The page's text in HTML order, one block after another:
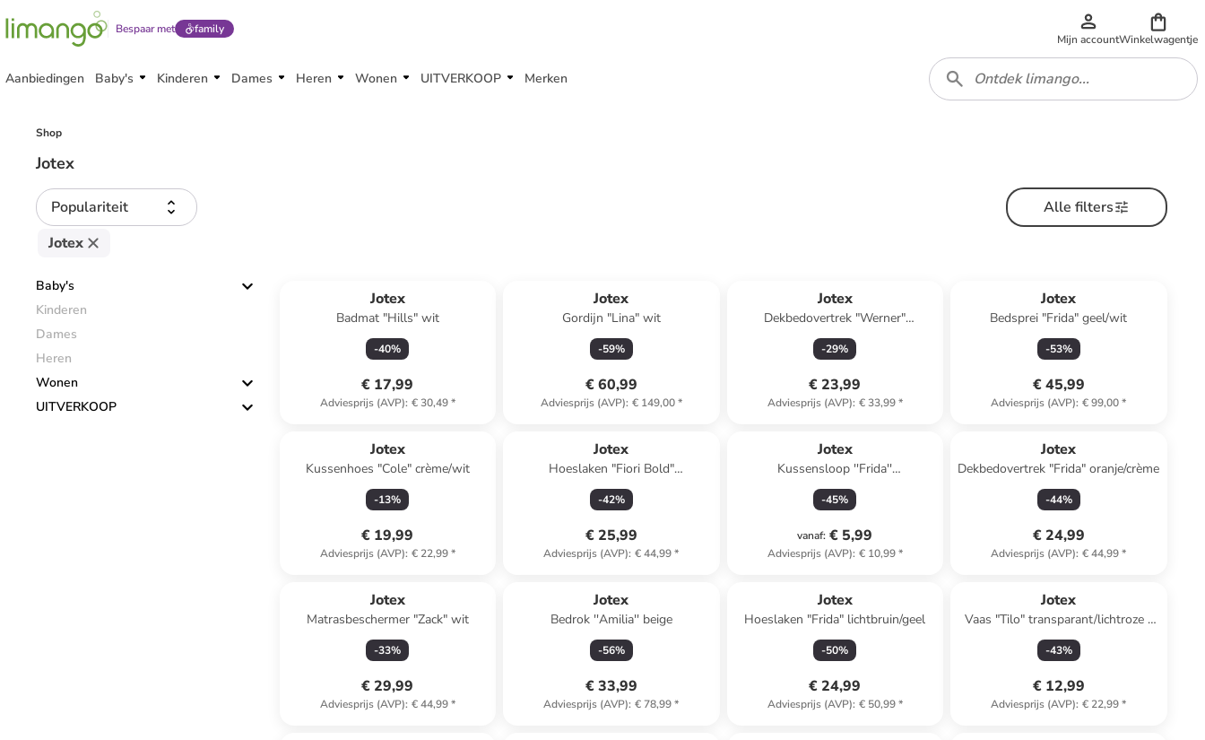
Bespaar met family
Mijn accountWinkelwagentje
Aanbiedingen Baby's Kinderen Dames Heren Wonen UITVERKOOP Merken
Shop
Jotex
Populariteit
Alle filters
Jotex
Baby's
Kinderen
Dames
Heren
Wonen
UITVERKOOP
Jotex
Badmat "Hills" wit
-40%
€ 17,99
Adviesprijs (AVP): € 30,49*
Jotex
Gordijn "Lina" wit
-59%
€ 60,99
Adviesprijs (AVP): € 149,00*
Jotex
Dekbedovertrek "Werner"
groen/lichtroze
-29%
€ 23,99
Adviesprijs (AVP): € 33,99*
Jotex
Bedsprei "Frida" geel/wit
-53%
€ 45,99
Adviesprijs (AVP): € 99,00*
Jotex
Kussenhoes "Cole" crème/wit
-13%
€ 19,99
Adviesprijs (AVP): € 22,99*
Jotex
Hoeslaken "Fiori Bold"
lichtbruin/lichtroze/lichtblauw
-42%
€ 25,99
Adviesprijs (AVP): € 44,99*
Jotex
Kussensloop ''Frida''
lichtblauw/groen
-45%
vanaf: € 5,99
Adviesprijs (AVP): € 10,99*
Jotex
Dekbedovertrek "Frida" oranje/crème
-44%
€ 24,99
Adviesprijs (AVP): € 44,99*
Jotex
Matrasbeschermer "Zack" wit
-33%
€ 29,99
Adviesprijs (AVP): € 44,99*
Jotex
Bedrok ''Amilia'' beige
-56%
€ 33,99
Adviesprijs (AVP): € 78,99*
Jotex
Hoeslaken "Frida" lichtbruin/geel
-50%
€ 24,99
Adviesprijs (AVP): € 50,99*
Jotex
Vaas "Tilo" transparant/lichtroze -
(H)18 x Ø 10 cm
-43%
€ 12,99
Adviesprijs (AVP): € 22,99*